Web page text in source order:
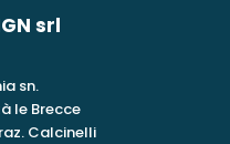
srl
sn.
le Brecce
Calcinelli